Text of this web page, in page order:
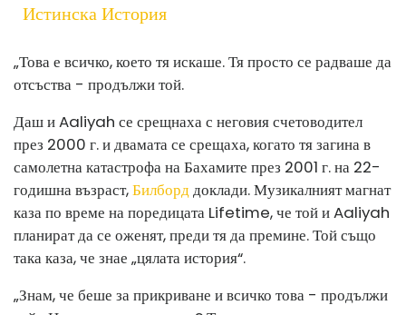
Истинска История
„Това е всичко, което тя искаше. Тя просто се радваше да
отсъства - продължи той.
Даш и Aaliyah се срещнаха с неговия счетоводител
през 2000 г. и двамата се срещаха, когато тя загина в
самолетна катастрофа на Бахамите през 2001 г. на 22-
годишна възраст,Билборддоклади. Музикалният магнат
каза по време на поредицата Lifetime, че той и Aaliyah
планират да се оженят, преди тя да премине. Той също
така каза, че знае „цялата история“.
„Знам, че беше за прикриване и всичко това - продължи